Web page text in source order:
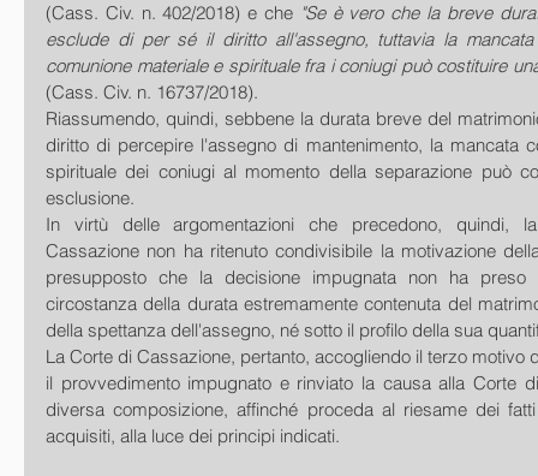
(Cass. Civ. n. 402/2018) e che "Se è vero che la breve
esclude di per sé il diritto all'assegno, tuttavia la
(Cass. Civ. n. 16737/2018).
Riassumendo, quindi, sebbene la durata breve del
diritto di percepire l'assegno di mantenimento, la mancata
spirituale dei coniugi al momento della separazione può
esclusione.
In virtù delle argomentazioni che precedono, quindi,
Cassazione non ha ritenuto condivisibile la motivazione
presupposto che la decisione impugnata non ha preso
circostanza della durata estremamente contenuta del
della spettanza dell'assegno, né sotto il profilo della sua
La Corte di Cassazione, pertanto, accogliendo il terzo motivo
il provvedimento impugnato e rinviato la causa alla Corte
diversa composizione, affinché proceda al riesame dei
acquisiti, alla luce dei principi indicati.